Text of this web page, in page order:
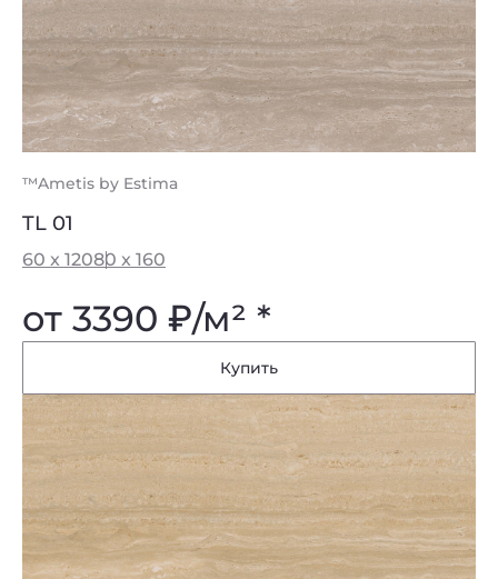
™Ametis by Estima
TL 01
60 x 12080 x 160
от 3390 ₽/м² *
Купить